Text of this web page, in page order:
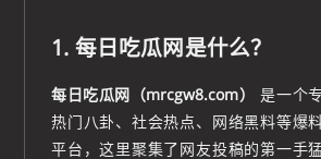
1. 每日吃瓜网是什么？
每日吃瓜网（mrcgw8.com）
是一个
热门八卦、社会热点、网络黑料等爆
平台，这里聚集了网友投稿的第一手